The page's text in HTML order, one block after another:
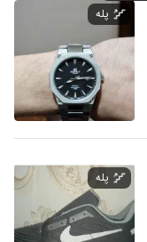
پله
پله